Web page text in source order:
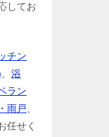
してお
チン
浴
ラン
雨戸
任せく